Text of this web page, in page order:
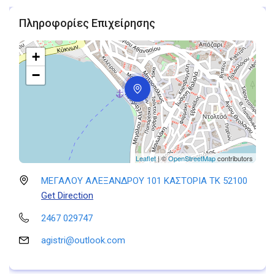
Πληροφορίες Επιχείρησης
+
−
Leaflet| ©OpenStreetMapcontributors
ΜΕΓΑΛΟΥ ΑΛΕΞΑΝΔΡΟΥ 101 ΚΑΣΤΟΡΙΑ ΤΚ 52100
Get Direction
2467 029747
agistri@outlook.com